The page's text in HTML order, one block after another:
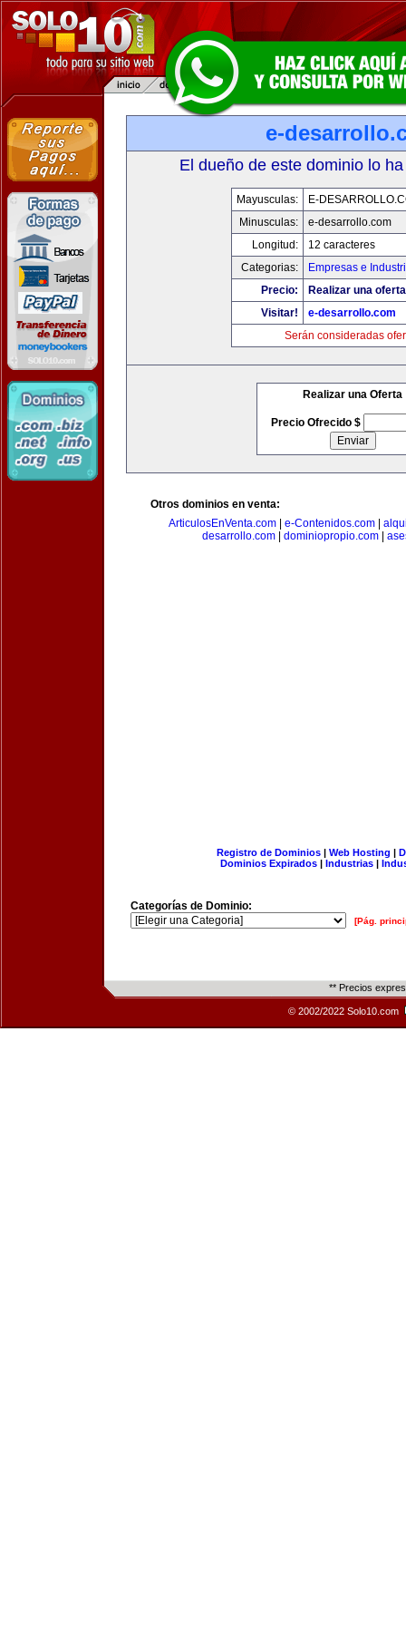
e-
El dueño de este dominio lo
Mayusculas:
E-
Minusculas:
e-desarrollo.com
Longitud:
12 caracteres
Categorias:
Empresas e
Precio:
Realizar una
Visitar!
e-desarrollo.com
Serán consideradas
Realizar una Oferta
Precio Ofrecido $
Otros dominios en venta:
ArticulosEnVenta.com| e-Contenidos.com|
desarrollo.com| dominiopropio.com|
Registro de Dominios| Web Hosting |
Dominios Expirados | Industrias |
Categorías de Dominio:
[Pág.
** Precios
© 2002/2022 Solo10.com